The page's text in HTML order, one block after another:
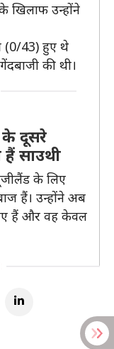
खिलाफ उन्होंने
(0/43) हुए थे
की थी।
के दूसरे
साउथी
के लिए
हैं। उन्होंने अब
हैं और वह केवल